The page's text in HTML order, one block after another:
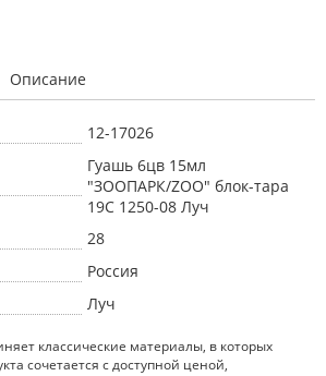
Описание
12-17026
Гуашь 6цв 15мл
"ЗООПАРК/ZOO" блок-тара
19С 1250-08 Луч
28
Россия
Луч
классические материалы, в которых
сочетается с доступной ценой,